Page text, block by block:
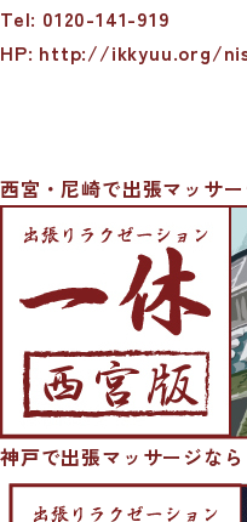
Tel: 0120-141-919
HP: http://ikkyuu.org/
西宮・尼崎で出張マッサ
神戸で出張マッサージな